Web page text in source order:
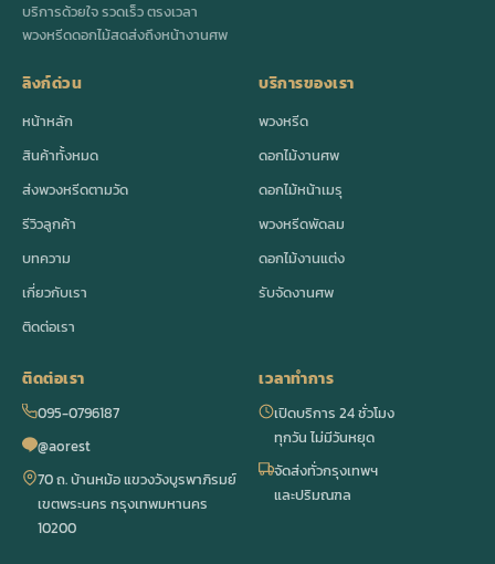
บริการด้วยใจ รวดเร็ว ตรงเวลา
พวงหรีดดอกไม้สดส่งถึงหน้างานศพ
ลิงก์ด่วน
หน้าหลัก
สินค้าทั้งหมด
ส่งพวงหรีดตามวัด
รีวิวลูกค้า
บทความ
เกี่ยวกับเรา
ติดต่อเรา
บริการของเรา
พวงหรีด
ดอกไม้งานศพ
ดอกไม้หน้าเมรุ
พวงหรีดพัดลม
ดอกไม้งานแต่ง
รับจัดงานศพ
ติดต่อเรา
095-0796187
@aorest
70 ถ. บ้านหม้อ แขวงวังบูรพาภิรมย์
เขตพระนคร กรุงเทพมหานคร
10200
เวลาทำการ
เปิดบริการ 24 ชั่วโมง
ทุกวัน ไม่มีวันหยุด
จัดส่งทั่วกรุงเทพฯ
และปริมณฑล